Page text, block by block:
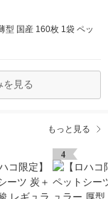
型 国産 160枚 1袋 ペッ
を見る
もっと見る
4